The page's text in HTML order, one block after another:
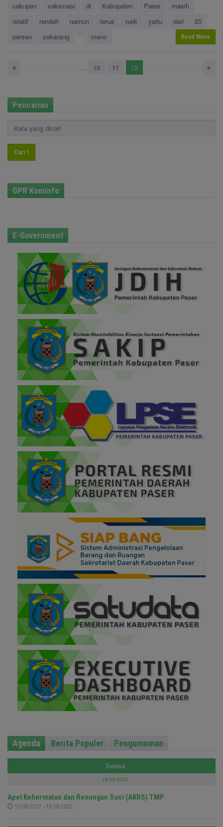
cakupan
vaksinasi di Kabupaten Paser
masih
relatif
rendah namun terus naik yaitu dari
20
persen
sekarang menc Read More
... 10 11 12
Pencarian
Cari !
GPR Kominfo
E-Government
Agenda Berita Populer Pengumuman
Selasa
16-08-2022
Apel Kehormatan dan Renungan Suci (AKRS) TMP
16-08-2022 - 16-08-2022